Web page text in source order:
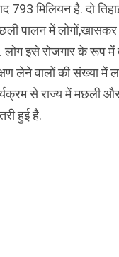
793 मिलियन है. दो
पालन में
लोग इसे रोजगार के रूप
लेने वालों की संख्या में
से राज्य में मछली
हुई है.